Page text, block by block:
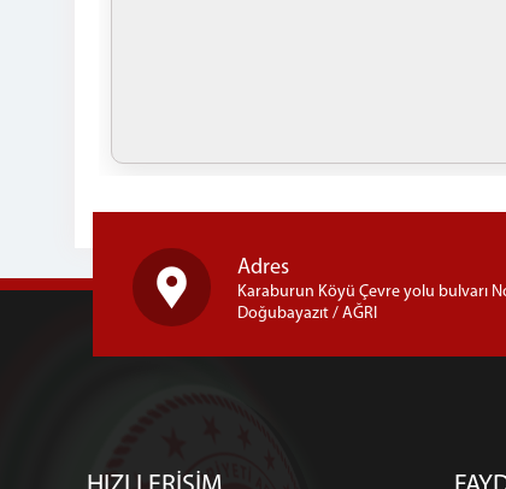
Adres
Karaburun Köyü Çevre yolu bulvarı
Doğubayazıt / AĞRI